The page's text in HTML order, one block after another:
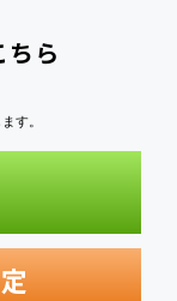
ちら
す。